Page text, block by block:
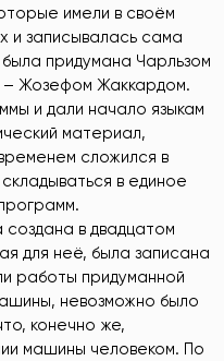
имели в своём
и записывалась сама
придумана Чарльзом
– Жозефом Жаккардом.
и дали начало языкам
материал,
сложился в
в единое
в двадцатом
для неё, была записана
работы придуманной
невозможно было
конечно же,
машины человеком. По